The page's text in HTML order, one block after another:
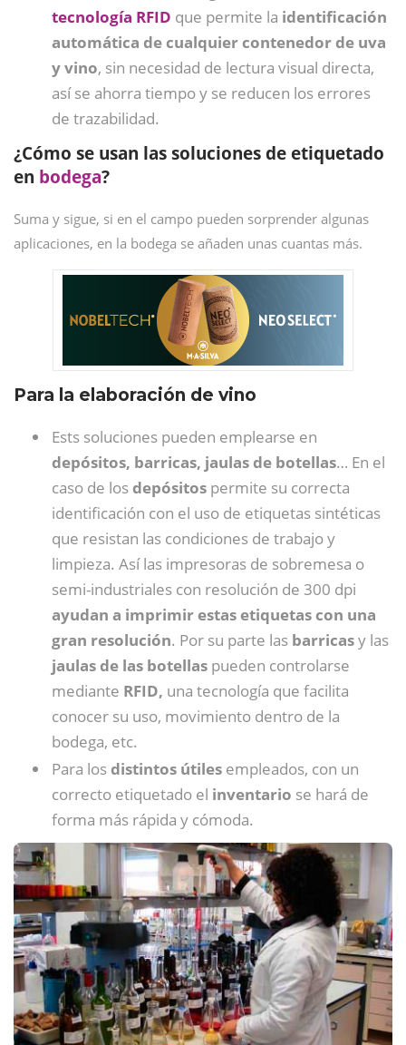
tecnología RFID que permite la identificación
automática de cualquier contenedor de uva
y vino, sin necesidad de lectura visual directa,
así se ahorra tiempo y se reducen los errores
de trazabilidad.
¿Cómo se usan las soluciones de etiquetado
en bodega?
Suma y sigue, si en el campo pueden sorprender algunas
aplicaciones, en la bodega se añaden unas cuantas más.
Para la elaboración de vino
Ests soluciones pueden emplearse en
depósitos, barricas, jaulas de botellas… En el
caso de los depósitos permite su correcta
identificación con el uso de etiquetas sintéticas
que resistan las condiciones de trabajo y
limpieza. Así las impresoras de sobremesa o
semi-industriales con resolución de 300 dpi
ayudan a imprimir estas etiquetas con una
gran resolución. Por su parte las barricasy las
jaulas de las botellas pueden controlarse
mediante RFID, una tecnología que facilita
conocer su uso, movimiento dentro de la
bodega, etc.
Para los distintos útiles empleados, con un
correcto etiquetado el inventario se hará de
forma más rápida y cómoda.